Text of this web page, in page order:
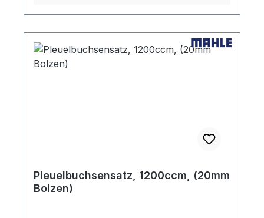
Pleuelbuchsensatz, 1200ccm, (20mm
Bolzen)